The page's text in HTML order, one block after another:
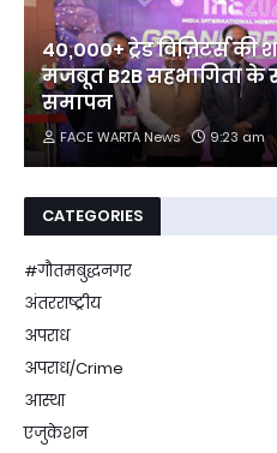
40,000+ ट्रेड विज़िटर्स की
मजबूत B2B सहभागिता के
समापन
FACE WARTA News 9:23 am
CATEGORIES
#गौतमबुद्धनगर
अंतरराष्ट्रीय
अपराध
अपराध/Crime
आस्था
एजुकेशन